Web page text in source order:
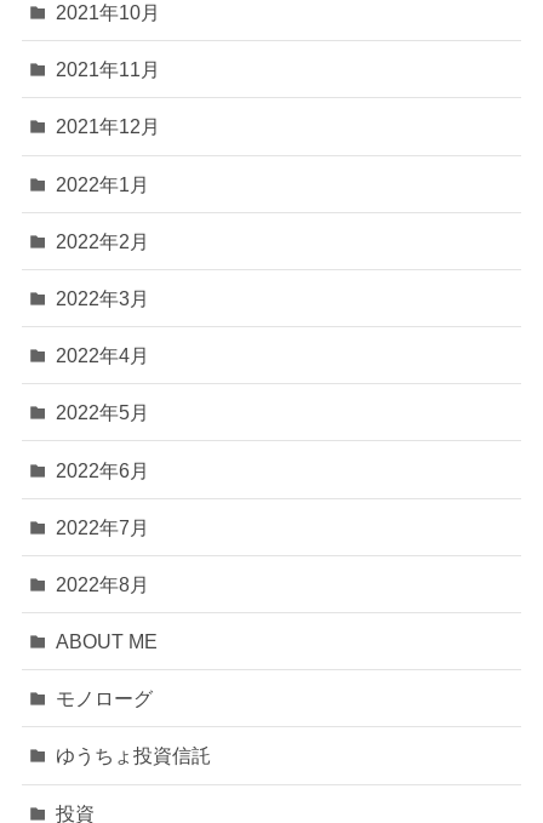
2021年10月
2021年11月
2021年12月
2022年1月
2022年2月
2022年3月
2022年4月
2022年5月
2022年6月
2022年7月
2022年8月
ABOUT ME
モノローグ
ゆうちょ投資信託
投資